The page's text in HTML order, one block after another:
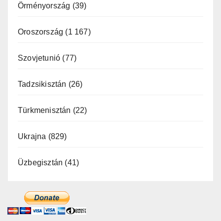
Örményország (39)
Oroszország (1 167)
Szovjetunió (77)
Tadzsikisztán (26)
Türkmenisztán (22)
Ukrajna (829)
Üzbegisztán (41)